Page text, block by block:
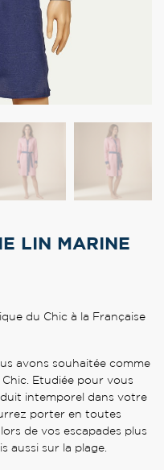
LIN MARINE
du Chic à la Française
avons souhaitée comme
Etudiée pour vous
intemporel dans votre
porter en toutes
de vos escapades plus
aussi sur la plage.